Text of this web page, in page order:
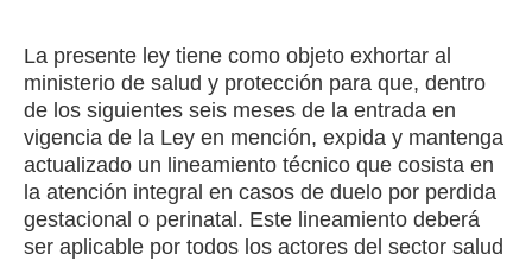
La presente ley tiene como objeto exhortar al
ministerio de salud y protección para que, dentro
de los siguientes seis meses de la entrada en
vigencia de la Ley en mención, expida y mantenga
actualizado un lineamiento técnico que cosista en
la atención integral en casos de duelo por perdida
gestacional o perinatal. Este lineamiento deberá
ser aplicable por todos los actores del sector salud